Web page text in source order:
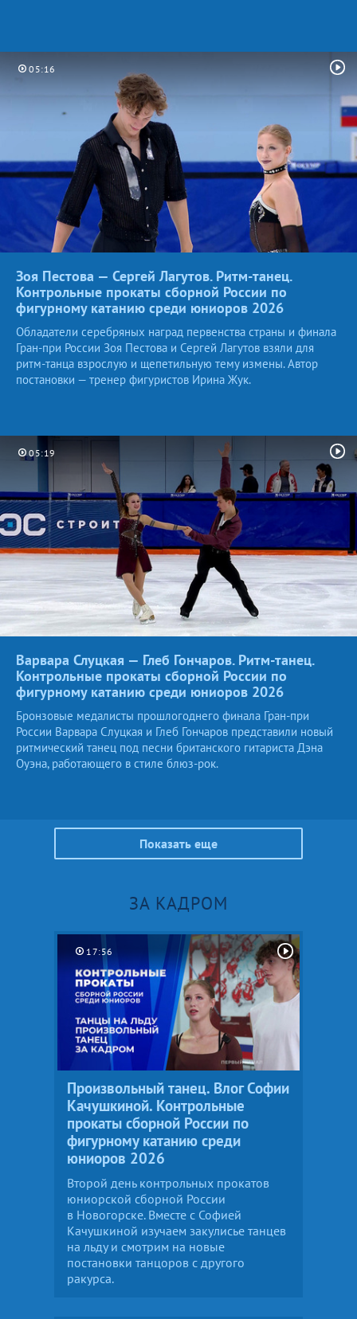
05:16
Зоя Пестова — Сергей Лагутов. Ритм-танец.
Контрольные прокаты сборной России по
фигурному катанию среди юниоров 2026
Обладатели серебряных наград первенства страны и финала
Гран-при России Зоя Пестова и Сергей Лагутов взяли для
ритм-танца взрослую и щепетильную тему измены. Автор
постановки — тренер фигуристов Ирина Жук.
05:19
Варвара Слуцкая — Глеб Гончаров. Ритм-танец.
Контрольные прокаты сборной России по
фигурному катанию среди юниоров 2026
Бронзовые медалисты прошлогоднего финала Гран-при
России Варвара Слуцкая и Глеб Гончаров представили новый
ритмический танец под песни британского гитариста Дэна
Оуэна, работающего в стиле блюз-рок.
Показать еще
ЗА КАДРОМ
17:56
Произвольный танец. Влог Софии
Качушкиной. Контрольные
прокаты сборной России по
фигурному катанию среди
юниоров 2026
Второй день контрольных прокатов
юниорской сборной России
в Новогорске. Вместе с Софией
Качушкиной изучаем закулисье танцев
на льду и смотрим на новые
постановки танцоров с другого
ракурса.